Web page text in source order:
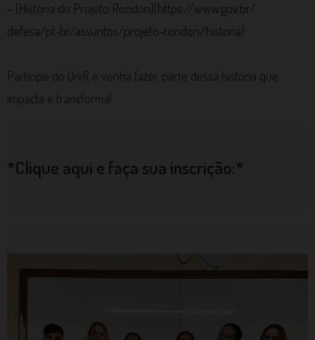
– [História do Projeto Rondon](https://www.gov.br/
defesa/pt-br/assuntos/projeto-rondon/historia)
Participe do UniR e venha fazer parte dessa história que
impacta e transforma!
*Clique aqui e faça sua inscrição:*